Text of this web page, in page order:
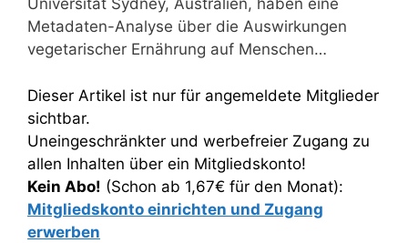
Universität Sydney, Australien, haben eine
Metadaten-Analyse über die Auswirkungen
vegetarischer Ernährung auf Menschen…
Dieser Artikel ist nur für angemeldete Mitglieder
sichtbar.
Uneingeschränkter und werbefreier Zugang zu
allen Inhalten über ein Mitgliedskonto!
Kein Abo! (Schon ab 1,67€ für den Monat):
Mitgliedskonto einrichten und Zugang
erwerben